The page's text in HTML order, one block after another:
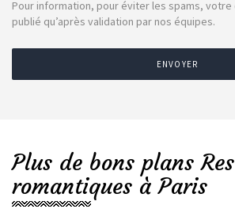
Pour information, pour éviter les spams,
publié qu’après validation par nos équipes.
ENVOYER
Plus de bons plans
romantiques à Paris